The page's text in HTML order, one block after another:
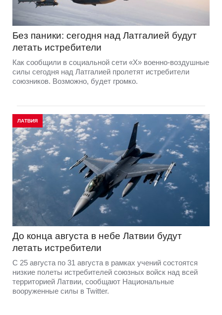
Без паники: сегодня над Латгалией будут
летать истребители
Как сообщили в социальной сети «Х» военно-воздушные
силы сегодня над Латгалией пролетят истребители
союзников. Возможно, будет громко.
ЛАТВИЯ
До конца августа в небе Латвии будут
летать истребители
С 25 августа по 31 августа в рамках учений состоятся
низкие полеты истребителей союзных войск над всей
территорией Латвии, сообщают Национальные
вооруженные силы в Twitter.